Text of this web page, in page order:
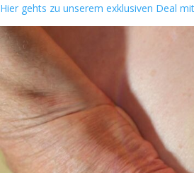
Hier gehts zu unserem exklusiven Deal